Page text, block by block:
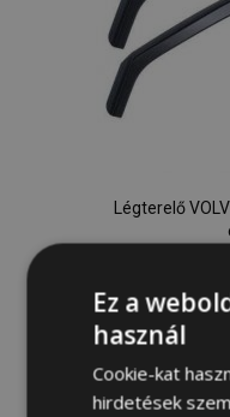
Légterelő
Ez a
használ
Cookie-kat
hirdetések